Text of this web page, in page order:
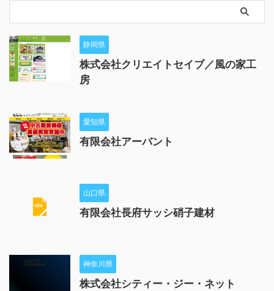
静岡県
株式会社クリエイトセイブ／風の家工
房
愛知県
有限会社アーバント
山口県
有限会社長府サッシ硝子建材
神奈川県
株式会社シティー・ジー・ネット